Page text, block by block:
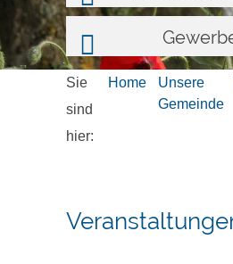
Sie
sind
hier:
Home
Unsere
Gemeinde